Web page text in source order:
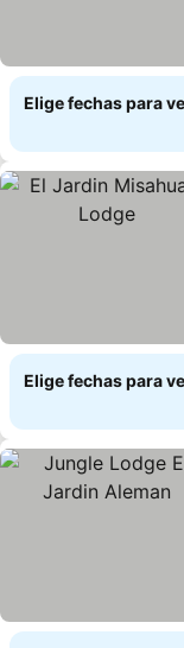
Elige fechas para
Elige fechas para